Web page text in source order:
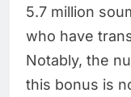
5.7 million
who have
Notably, the
this bonus is